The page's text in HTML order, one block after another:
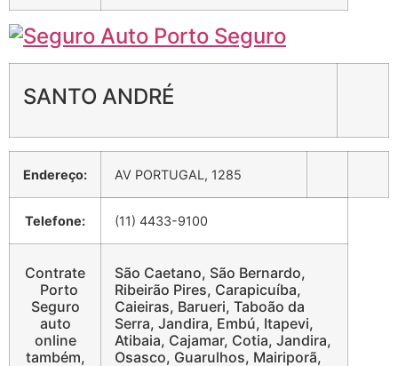
SANTO ANDRÉ
Endereço: AV PORTUGAL, 1285
Telefone: (11) 4433-9100
Contrate
Porto
Seguro
auto
online
também,
São Caetano, São Bernardo,
Ribeirão Pires, Carapicuíba,
Caieiras, Barueri, Taboão da
Serra, Jandira, Embú, Itapevi,
Atibaia, Cajamar, Cotia, Jandira,
Osasco, Guarulhos, Mairiporã,